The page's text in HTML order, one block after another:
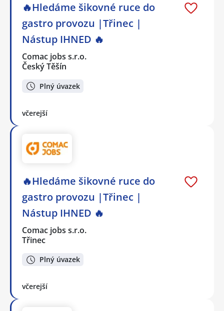
🔥Hledáme šikovné ruce do
gastro provozu |Třinec |
Nástup IHNED 🔥
Comac jobs s.r.o.
Český Těšín
Plný úvazek
včerejší
🔥Hledáme šikovné ruce do
gastro provozu |Třinec |
Nástup IHNED 🔥
Comac jobs s.r.o.
Třinec
Plný úvazek
včerejší